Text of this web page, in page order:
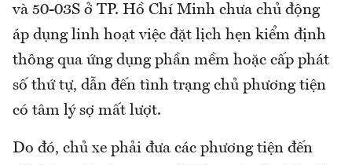
và 50-03S ở TP. Hồ Chí Minh chưa chủ động
áp dụng linh hoạt việc đặt lịch hẹn kiểm định
thông qua ứng dụng phần mềm hoặc cấp phát
số thứ tự, dẫn đến tình trạng chủ phương tiện
có tâm lý sợ mất lượt.
Do đó, chủ xe phải đưa các phương tiện đến